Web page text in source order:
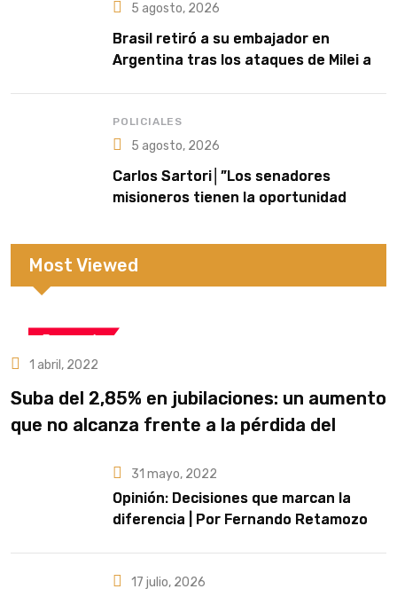
5 agosto, 2026
Brasil retiró a su embajador en
Argentina tras los ataques de Milei a
POLICIALES
5 agosto, 2026
Carlos Sartori│”Los senadores
misioneros tienen la oportunidad
nacional rife nuestro territorio”,
afirmó
Most Viewed
Economía
1 abril, 2022
Suba del 2,85% en jubilaciones: un aumento
que no alcanza frente a la pérdida del
31 mayo, 2022
Opinión: Decisiones que marcan la
diferencia | Por Fernando Retamozo
17 julio, 2026